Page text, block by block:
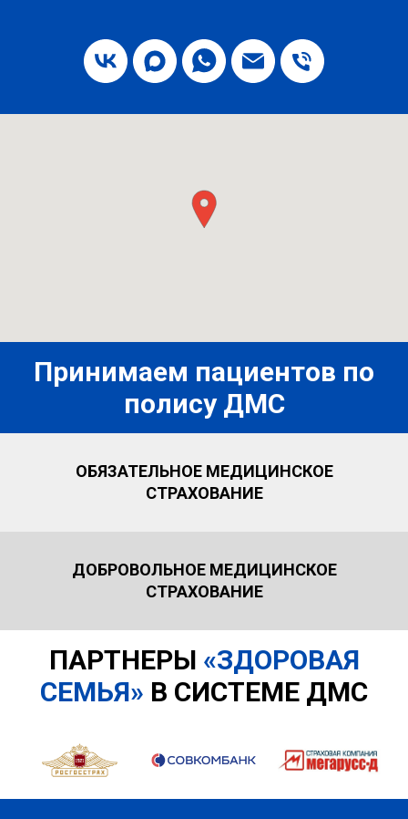
Принимаем пациентов по
полису ДМС
ОБЯЗАТЕЛЬНОЕ МЕДИЦИНСКОЕ
СТРАХОВАНИЕ
ДОБРОВОЛЬНОЕ МЕДИЦИНСКОЕ
СТРАХОВАНИЕ
ПАРТНЕРЫ «ЗДОРОВАЯ
СЕМЬЯ» В СИСТЕМЕ ДМС